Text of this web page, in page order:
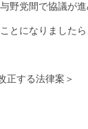
野党間で協議が進
とになりましたら
正する法律案＞